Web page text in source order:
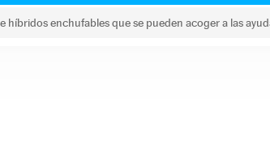
enchufables que se pueden acoger a las